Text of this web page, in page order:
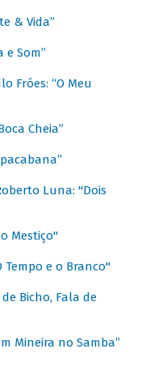
& Vida”
e Som”
Fróes: “O Meu
Cheia”
Luna: "Dois
Mestiço"
Tempo e o Branco"
Bicho, Fala de
Mineira no Samba”